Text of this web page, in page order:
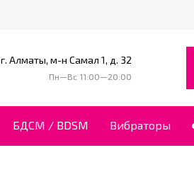
г. Алматы, м-н Самал 1, д. 32
Пн—Вс 11:00—20:00
БДСМ / BDSM Вибраторы